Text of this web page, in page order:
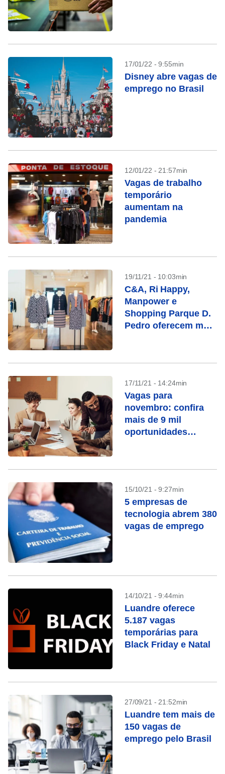
17/01/22 - 9:55min
Disney abre vagas de
emprego no Brasil
12/01/22 - 21:57min
Vagas de trabalho
temporário
aumentam na
pandemia
19/11/21 - 10:03min
C&A, Ri Happy,
Manpower e
Shopping Parque D.
Pedro oferecem mais
17/11/21 - 14:24min
Vagas para
novembro: confira
mais de 9 mil
oportunidades
15/10/21 - 9:27min
5 empresas de
tecnologia abrem 380
vagas de emprego
14/10/21 - 9:44min
Luandre oferece
5.187 vagas
temporárias para
Black Friday e Natal
27/09/21 - 21:52min
Luandre tem mais de
150 vagas de
emprego pelo Brasil